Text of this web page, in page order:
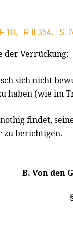
18. R II 354. S.
der Verrückung:
sich nicht
haben (wie im
findet,
zu berichtigen.
B. Von den